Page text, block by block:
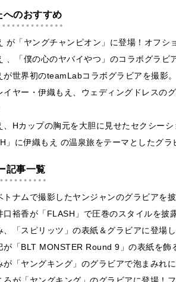
へのおすすめ
が「ヤングチャンピオン」に登場！オフシ
、「僕の心のヤバイやつ」のコラボグラビ
が世界初のteamLabコラボグラビアを撮影
イヤー・伊織もえ、ウェディングドレスの
、Hカップの胸元を大胆に見せたセクシー
」に伊織もえ の温泉旅をテーマとしたグ
記事一覧
トナムで撮影したヤンジャンのグラビアを
口裕香が「FLASH」で圧巻のスタイルを
、「スピリッツ」の表紙＆グラビアに登場
が「BLT MONSTER Round 9」の表紙を
が「ヤングキング」のグラビアで泡まみれ